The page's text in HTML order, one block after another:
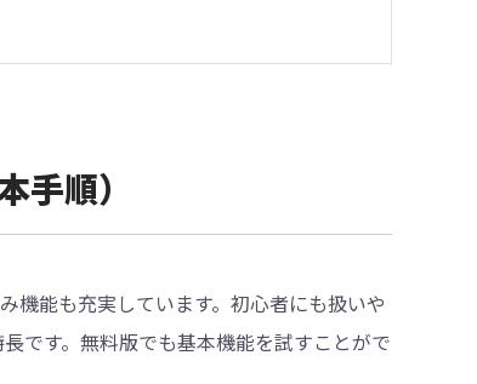
順）
機能も充実しています。初心者にも扱いや
です。無料版でも基本機能を試すことがで